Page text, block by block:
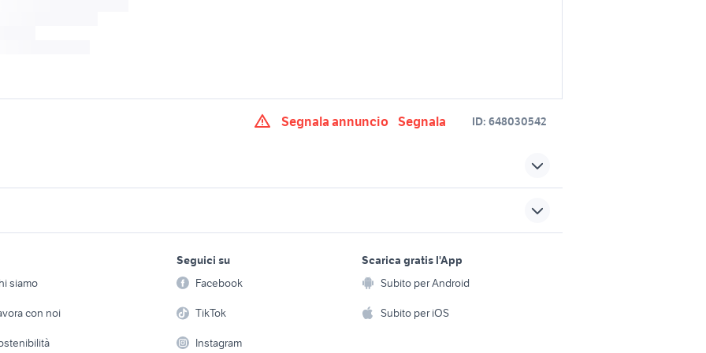
Segnala annuncio Segnala ID: 648030542
panasonic
fotografia
fotografia
canon 16 35 2.8 fotografia f macchina fotografica nikon 100 400 fotografia
fujifilm x100 fotografia
fotografia
nikon coolpix s3100
Arredamento e
siamo
con noi
Seguici su
Facebook
TikTok
Instagram
Scarica gratis l'App
Subito per Android
Subito per iOS